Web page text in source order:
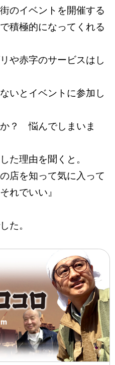
のイベントを開催する
積極的になってくれる
や赤字のサービスはし
いとイベントに参加し
？ 悩んでしまいま
た理由を聞くと。
店を知って気に入って
れでいい』
た。